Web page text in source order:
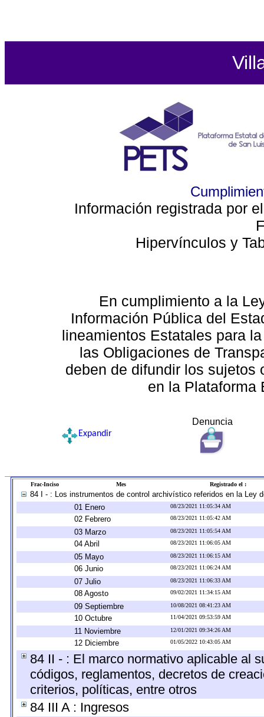
Información registrada por
Hipervínculos y
En cumplimiento a la
Información Pública del
lineamientos Estatales para
las Obligaciones de
deben de difundir los sujetos
en la Plataforma
Denuncia
Expandir
Frac-Inciso Mes Registrado el :
84 I - : Los instrumentos de control archivístico referidos en la Ley
01 Enero
08/23/2021 11:05:34 AM
02 Febrero 08/23/2021 11:05:42 AM
03 Marzo 08/23/2021 11:05:54 AM
04 Abril 08/23/2021 11:06:05 AM
05 Mayo 08/23/2021 11:06:15 AM
06 Junio 08/23/2021 11:06:24 AM
07 Julio 08/23/2021 11:06:33 AM
08 Agosto 09/02/2021 11:34:15 AM
09 Septiembre 10/08/2021 08:41:23 AM
10 Octubre 11/04/2021 09:53:59 AM
11 Noviembre 12/01/2021 09:34:26 AM
12 Diciembre 01/05/2022 10:43:05 AM
84 II - : El marco normativo aplicable al
códigos, reglamentos, decretos de
criterios, políticas, entre otros
84 III A : Ingresos